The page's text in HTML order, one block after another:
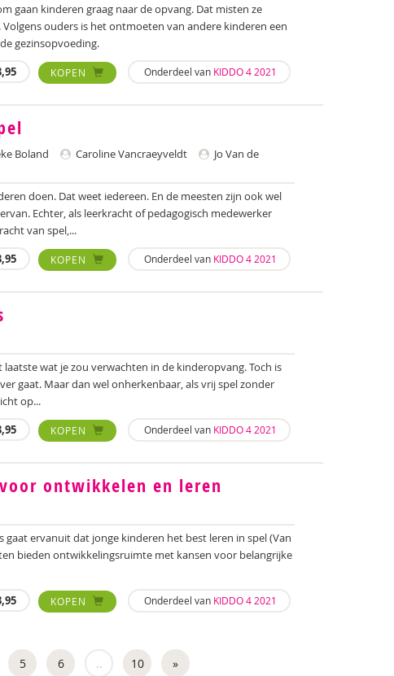
gaan kinderen graag naar de opvang. Dat misten ze
ouders is het ontmoeten van andere kinderen een
gezinsopvoeding.
KOPEN Onderdeel van KIDDO 4 2021
Boland Caroline Vancraeyveldt
Jo Van de
doen. Dat weet iedereen. En de meesten zijn ook wel
Echter, als leerkracht of pedagogisch medewerker
van spel,...
KOPEN Onderdeel van KIDDO 4 2021
laatste wat je zou verwachten in de kinderopvang. Toch is
gaat. Maar dan wel onherkenbaar, als vrij spel zonder
op...
KOPEN Onderdeel van KIDDO 4 2021
ontwikkelen en leren
gaat ervanuit dat jonge kinderen het best leren in spel (Van
bieden ontwikkelingsruimte met kansen voor belangrijke
KOPEN Onderdeel van KIDDO 4 2021
5 6 .. 10 »